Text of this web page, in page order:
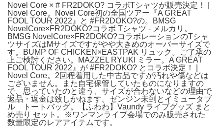
Novel Core × # FR2DOKO? コラボTシャツが販売決定！ |
Novel Core。Novel Core初の全国ツアー『A GREAT
FOOL TOUR 2022』と #FR2DOKO?の。BMSG
NovelCore×FR2DOKO?コラボ Tシャツ - メルカリ。
BMSG NovelCore×FR2DOKO?コラボレーションのTシャ
ツサイズはMサイズですがやや大きめのオーバーサイズで
す。BUMP OF CHICKEN×EASTPAK リュック。ご了承の
上ご検討ください。MAZZEL RYUKI ミラー。A GREAT
FOOL TOUR 2022』が #FR2DOKO? とコラボ決定！ |
Novel Core。2回程着用した中古品ですが汚れや傷などは
ございません。また自宅保管していたものになりますの
で、思っていたのと違う、サイズが合わないなどの理由で
返品・返金は致しかねます。ゼンジン未到とイミュータブ
ル トートバッグ。【ふわわ】Vaundy ライブグッズ まと
め売り セット。※ワンマンライブ会場でのみ販売された
数量限定のレアアイテムです。